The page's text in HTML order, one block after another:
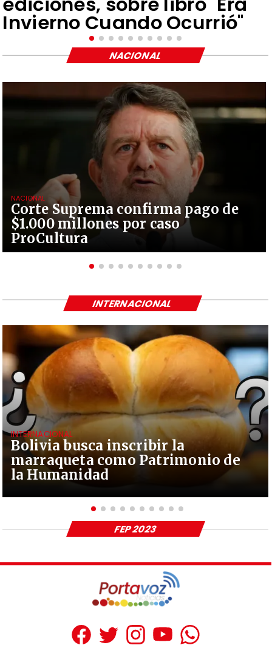
Invierno Cuando Ocurrió"
Corte Suprema confirma pago de
$1.000 millones por caso
ProCultura
NACIONAL
NACIONAL
Bolivia busca inscribir la
marraqueta como Patrimonio de
la Humanidad
INTERNACIONAL
INTERNACIONAL
FEP 2023